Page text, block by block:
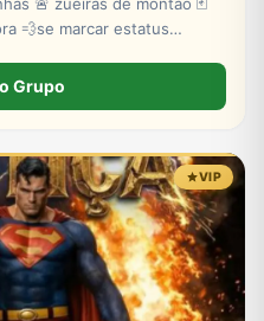
🚨 zueiras de montão 🃏
💨se marcar estatus
Grupo
VIP